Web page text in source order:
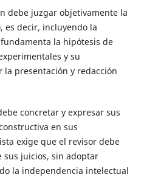
debe juzgar objetivamente la
es decir, incluyendo la
la hipótesis de
y su
presentación y redacción
concretar y expresar sus
en sus
exige que el revisor debe
juicios, sin adoptar
la independencia intelectual